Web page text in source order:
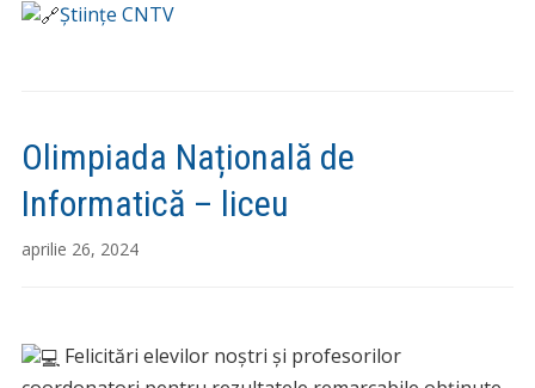
Științe CNTV
Olimpiada Națională de
Informatică – liceu
aprilie 26, 2024
Felicitări elevilor noștri și profesorilor